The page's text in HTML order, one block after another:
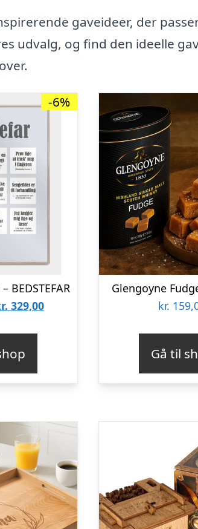
gaveideer, der
udvalg, og find den ideelle
-6%
BEDSTEFAR
349,00.
329,00Den
kr. 329,00.
Glengoyne
kr.
Gå til